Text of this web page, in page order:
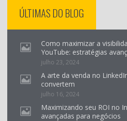
ÚLTIMAS DO BLOG
Como maximizar a
YouTube: estratégias
julho 23, 2024
A arte da venda no
convertem
julho 16, 2024
Maximizando seu ROI no
avançadas para negócios